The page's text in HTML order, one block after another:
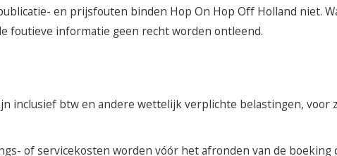
en prijsfouten binden Hop On Hop Off Holland niet.
foutieve informatie geen recht worden ontleend.
inclusief btw en andere wettelijk verplichte belastingen, voor
of servicekosten worden vóór het afronden van de boeking